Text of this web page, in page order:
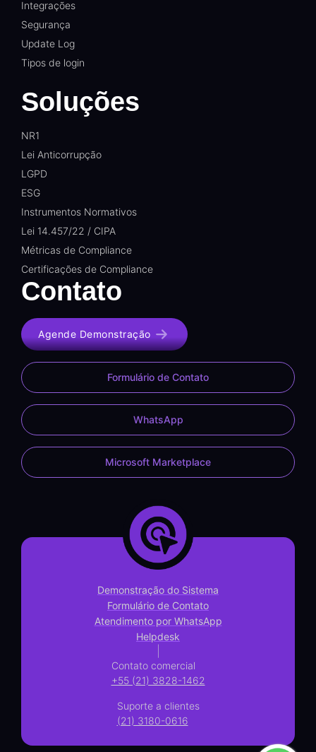
Integrações
Segurança
Update Log
Tipos de login
Soluções
NR1
Lei Anticorrupção
LGPD
ESG
Instrumentos Normativos
Lei 14.457/22 / CIPA
Métricas de Compliance
Certificações de Compliance
Contato
Agende Demonstração
Formulário de Contato
WhatsApp
Microsoft Marketplace
Demonstração do Sistema
Formulário de Contato
Atendimento por WhatsApp
Helpdesk
Contato comercial
+55 (21) 3828-1462
Suporte a clientes
(21) 3180-0616